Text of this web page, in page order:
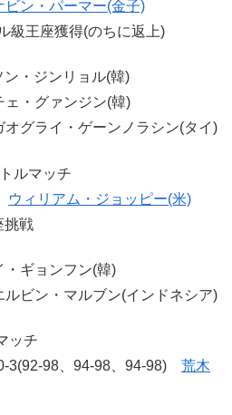
ビン・パーマー(金子)
級王座獲得(のちに返上)
・ジンリョル(韓)
・グァンジン(韓)
グライ・ゲーンノラシン(タイ)
ルマッチ
ウィリアム・ジョッピー(米)
挑戦
ギョンフン(韓)
ビン・マルブン(インドネシア)
ッチ
3(92-98、94-98、94-98) 荒木